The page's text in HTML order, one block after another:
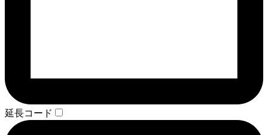
延長コード